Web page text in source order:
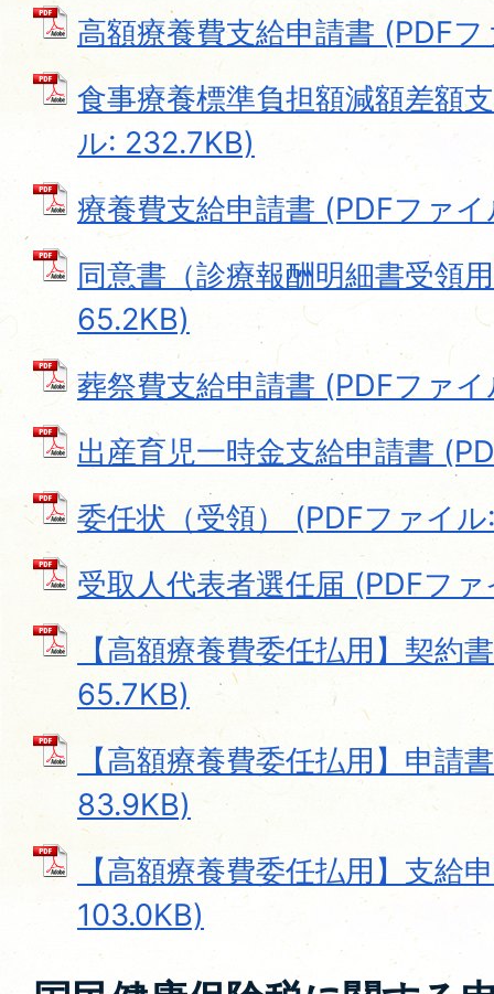
高額療養費支給申請書 (PDF
食事療養標準負担額減額差額
ル: 232.7KB)
療養費支給申請書 (PDFファ
同意書（診療報酬明細書受領
65.2KB)
葬祭費支給申請書 (PDFファイ
出産育児一時金支給申請書
委任状（受領） (PDFファイ
受取人代表者選任届 (PDFフ
【高額療養費委任払用】契約
65.7KB)
【高額療養費委任払用】申請
83.9KB)
【高額療養費委任払用】支給
103.0KB)